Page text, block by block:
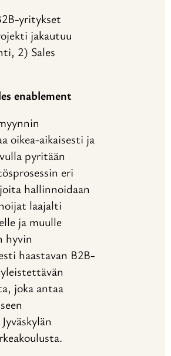
yritykset
jakautuu
2) Sales
enablement
oikea-aikaisesti ja
pyritään
eri
hallinnoidaan
laajalti
ja muulle
hyvin
haastavan B2B-
joka antaa